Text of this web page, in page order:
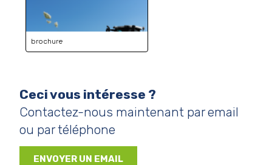
brochure
Ceci vous intéresse ?
Contactez-nous maintenant par email
ou par téléphone
ENVOYER UN EMAIL